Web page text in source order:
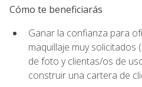
Cómo te beneficiarás
Ganar la confianza para
maquillaje muy solicitados
de foto y clientas/os de
construir una cartera de